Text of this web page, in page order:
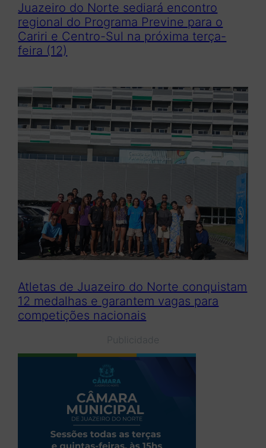
Juazeiro do Norte sediará encontro
regional do Programa Previne para o
Cariri e Centro-Sul na próxima terça-
feira (12)
Atletas de Juazeiro do Norte conquistam
12 medalhas e garantem vagas para
competições nacionais
Publicidade